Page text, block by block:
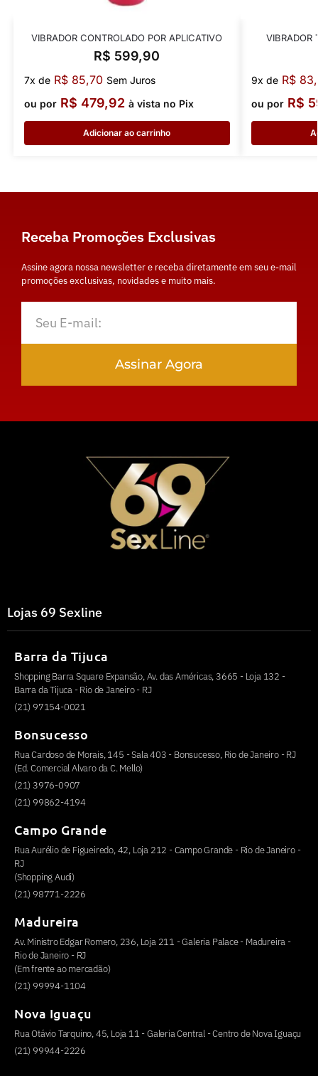
VIBRADOR CONTROLADO POR APLICATIVO
R$ 599,90
7x de R$85,70 Sem Juros
ou por R$ 479,92 à vista no Pix
Adicionar ao carrinho
VIBRADOR
9x de R$
ou por R$
Receba Promoções Exclusivas
Assine agora nossa newsletter e receba diretamente em seu e-mail
promoções exclusivas, novidades e muito mais.
Assinar Agora
Lojas 69 Sexline
Barra da Tijuca
Shopping Barra Square Expansão, Av. das Américas, 3665 - Loja 132 -
Barra da Tijuca - Rio de Janeiro - RJ
(21) 97154-0021
Bonsucesso
Rua Cardoso de Morais, 145 - Sala 403 - Bonsucesso, Rio de Janeiro - RJ
(Ed. Comercial Alvaro da C. Mello)
(21) 3976-0907
(21) 99862-4194
Campo Grande
Rua Aurélio de Figueiredo, 42, Loja 212 - Campo Grande - Rio de Janeiro -
RJ
(Shopping Audi)
(21) 98771-2226
Madureira
Av. Ministro Edgar Romero, 236, Loja 211 - Galeria Palace - Madureira -
Rio de Janeiro - RJ
(Em frente ao mercadão)
(21) 99994-1104
Nova Iguaçu
Rua Otávio Tarquino, 45, Loja 11 - Galeria Central - Centro de Nova Iguaçu
(21) 99944-2226